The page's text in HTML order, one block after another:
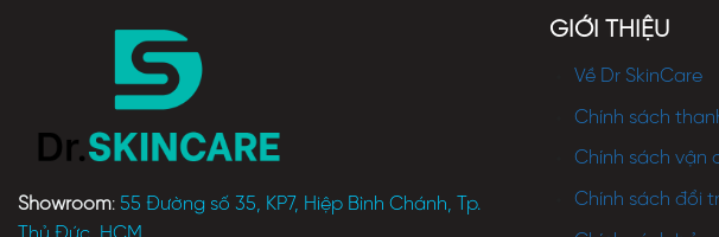
Showroom: 55 Đường số 35, KP7, Hiệp Bình Chánh, Tp.
GIỚI THIỆU
Về Dr SkinCare
Chính sách
Chính sách vận
Chính sách đổi